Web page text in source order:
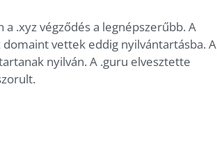
.xyz végződés a legnépszerűbb. A
vettek eddig nyilvántartásba. A
nyilván. A .guru elvesztette